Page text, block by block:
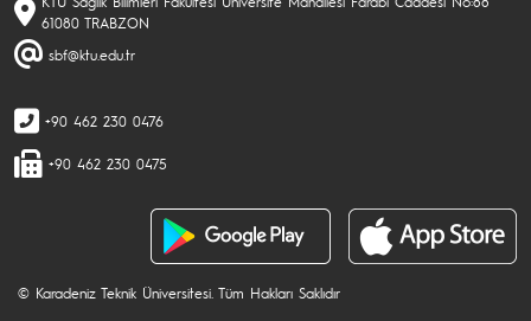
61080 TRABZON
sbf@ktu.edu.tr
+90 462 230 0476
+90 462 230 0475
© Karadeniz Teknik Üniversitesi. Tüm Hakları Saklıdır